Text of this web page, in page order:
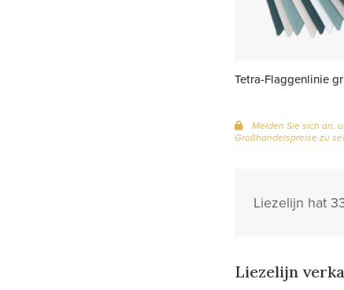
Tetra-Flaggenlinie
Melden Sie sich an,
Großhandelspreise zu
Liezelijn hat
Liezelijn